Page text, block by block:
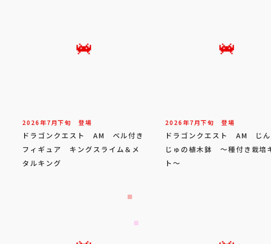
2026年7月下旬 登場
ドラゴンクエスト AM ベル付き
フィギュア キングスライム＆メ
タルキング
2026年7月下旬 登場
ドラゴンクエスト AM じ
じゅの植木鉢 ～種付き栽培
ト～